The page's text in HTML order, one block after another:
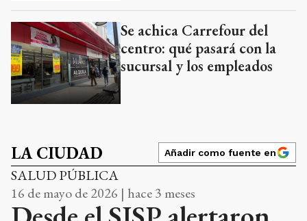
Se achica Carrefour del
centro: qué pasará con la
sucursal y los empleados
LA CIUDAD Añadir como fuente en
SALUD PÚBLICA
16 de mayo de 2026 | hace 3 meses